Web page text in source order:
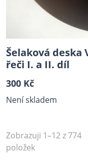
Šelaková deska
řeči I. a II. díl
300 Kč
Není skladem
Zobrazuji 1–12 z 774
položek